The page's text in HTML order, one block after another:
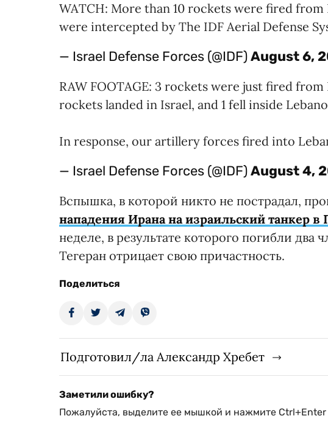
WATCH: More than 10 rockets were fired
were intercepted by The IDF Aerial Defense
— Israel Defense Forces (@IDF)August 6,
RAW FOOTAGE: 3 rockets were just fired
rockets landed in Israel, and 1 fell inside
In response, our artillery forces fired into
— Israel Defense Forces (@IDF)August 4,
Вспышка, в которой никто не пострадал,
нападения Ирана на израильский танкер в
неделе, в результате которого погибли
Тегеран отрицает свою причастность.
Поделиться
Подготовил/ла Александр Хребет
Заметили ошибку?
Пожалуйста, выделите ее мышкой и нажмите Ctrl+Enter